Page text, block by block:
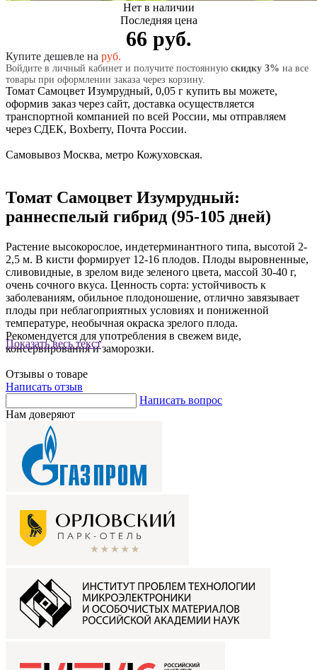
Нет в наличии
Последняя цена
66 руб.
Купите дешевле на руб.
Войдите в личный кабинет и получите постоянную скидку 3% на все
товары при оформлении заказа через корзину.
Томат Самоцвет Изумрудный, 0,05 г купить вы можете,
оформив заказ через сайт, доставка осуществляется
транспортной компанией по всей России, мы отправляем
через СДЕК, Boxberry, Почта России.
Показать весь текст
Самовывоз Москва, метро Кожуховская.
Томат Самоцвет Изумрудный:
раннеспелый гибрид (95-105 дней)
Растение высокорослое, индетерминантного типа, высотой 2-
2,5 м. В кисти формирует 12-16 плодов. Плоды выровненные,
сливовидные, в зрелом виде зеленого цвета, массой 30-40 г,
очень сочного вкуса. Ценность сорта: устойчивость к
заболеваниям, обильное плодоношение, отлично завязывает
плоды при неблагоприятных условиях и пониженной
температуре, необычная окраска зрелого плода.
Рекомендуется для употребления в свежем виде,
консервирования и заморозки.
Отзывы о товаре
Написать отзыв
Написать вопрос
Нам доверяют